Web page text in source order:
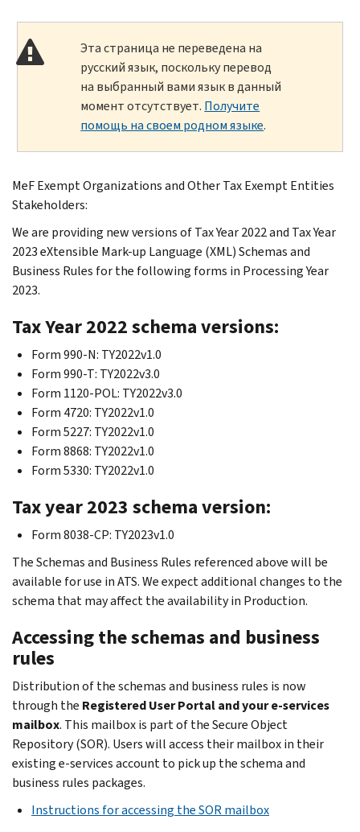
Эта страница не переведена на
русский язык, поскольку перевод
на выбранный вами язык в данный
момент отсутствует. Получите
помощь на своем родном языке.
MeF Exempt Organizations and Other Tax Exempt Entities
Stakeholders:
We are providing new versions of Tax Year 2022 and Tax Year
2023 eXtensible Mark-up Language (XML) Schemas and
Business Rules for the following forms in Processing Year
2023.
Tax Year 2022 schema versions:
Form 990-N: TY2022v1.0
Form 990-T: TY2022v3.0
Form 1120-POL: TY2022v3.0
Form 4720: TY2022v1.0
Form 5227: TY2022v1.0
Form 8868: TY2022v1.0
Form 5330: TY2022v1.0
Tax year 2023 schema version:
Form 8038-CP: TY2023v1.0
The Schemas and Business Rules referenced above will be
available for use in ATS. We expect additional changes to the
schema that may affect the availability in Production.
Accessing the schemas and business
rules
Distribution of the schemas and business rules is now
through the Registered User Portal and your e-services
mailbox. This mailbox is part of the Secure Object
Repository (SOR). Users will access their mailbox in their
existing e-services account to pick up the schema and
business rules packages.
Instructions for accessing the SOR mailbox